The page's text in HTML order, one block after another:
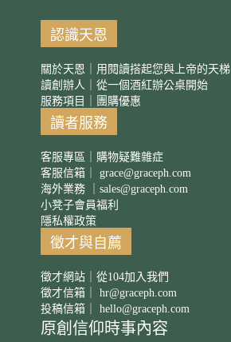
認識天恩
關於天恩｜用閱讀搭起您與上帝的天梯
讀創辦人｜從一個酒紅辦公桌開始
服務項目｜團購優惠
讀者服務
客服專區｜購物疑難雜症
客服信箱｜ grace@graceph.com
海外業務 ｜ sales@graceph.com
小凳子會員福利
隱私權政策
徵才與自薦
徵才網站｜從104加入我們
徵才信箱｜ hr@graceph.com
投稿信箱｜ hello@graceph.com
原創信仰時事內容